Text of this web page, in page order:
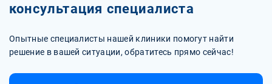
консультация специалиста
Опытные специалисты нашей клиники помогут найти
решение в вашей ситуации, обратитесь прямо сейчас!